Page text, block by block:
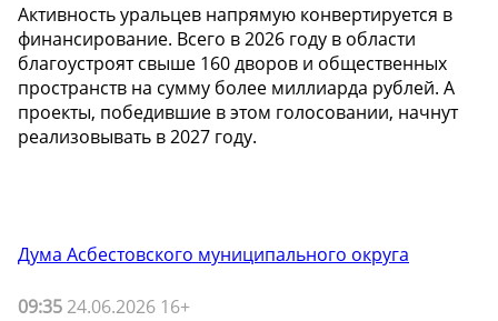
Активность уральцев напрямую конвертируется в
финансирование. Всего в 2026 году в области
благоустроят свыше 160 дворов и общественных
пространств на сумму более миллиарда рублей. А
проекты, победившие в этом голосовании, начнут
реализовывать в 2027 году.
Дума Асбестовского муниципального округа
09:35 24.06.2026 16+